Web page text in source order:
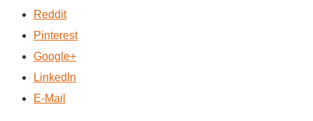
Reddit
Pinterest
Google+
LinkedIn
E-Mail